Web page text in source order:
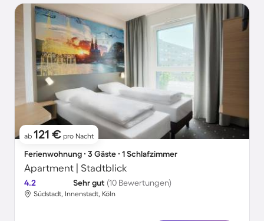
ab 121 € pro Nacht
Ferienwohnung ∙ 3 Gäste ∙ 1 Schlafzimmer
Apartment | Stadtblick
4.2 Sehr gut (10 Bewertungen)
Südstadt, Innenstadt, Köln